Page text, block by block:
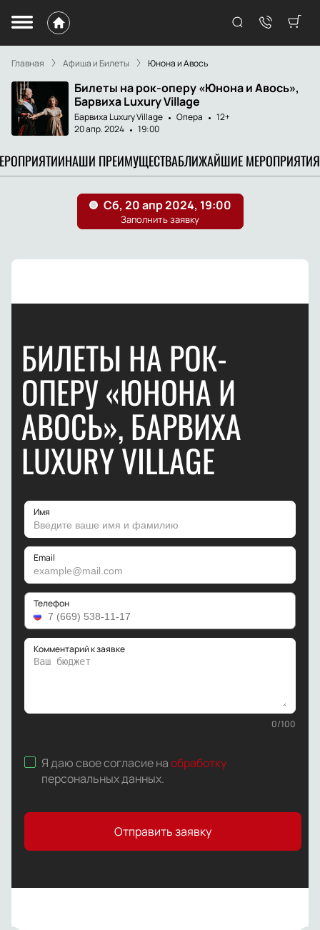
Главная Афиша и Билеты Юнона и Авось
Билеты на рок-оперу «Юнона и Авось»,
Барвиха Luxury Village
Барвиха Luxury Village Опера
12+
20 апр. 2024
19:00
НАШИ ПРЕИМУЩЕСТВАБЛИЖАЙШИЕ МЕРОПРИЯТИЯ
БИЛЕТЫ НА РОК-
ОПЕРУ «ЮНОНА И
АВОСЬ», БАРВИХА
LUXURY VILLAGE
Имя
Email
Телефон
Комментарий к заявке
0/100
Я даю свое согласие наобработку
персональных данных.
Отправить заявку